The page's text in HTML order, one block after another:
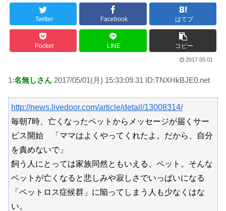
Twitter Facebook はてブ
Pocket LINE コピー
2017.05.01
1:名無しさん 2017/05/01(月) 15:33:09.31 ID:TNXHkBJE0.net
http://news.livedoor.com/article/detail/13008314/
毎朝7時、亡くなったペットからメッセージが届くサー
ビス開始 「ママはよくやってくれたよ。だから、自分
を責めないで」
飼う人にとっては家族同然ともいえる、ペット。そんな
ペットが亡くなると悲しみや寂しさでいっぱいになる
「ペットロス症候群」に陥ってしまう人も少なくはな
い。